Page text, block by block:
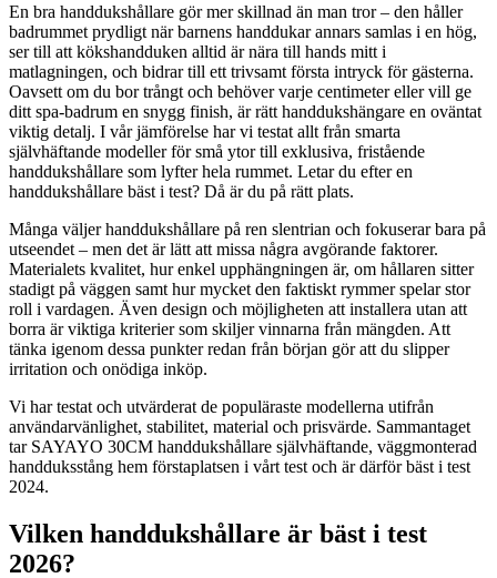
En bra handdukshållare gör mer skillnad än man tror – den håller
badrummet prydligt när barnens handdukar annars samlas i en hög,
ser till att kökshandduken alltid är nära till hands mitt i
matlagningen, och bidrar till ett trivsamt första intryck för gästerna.
Oavsett om du bor trångt och behöver varje centimeter eller vill ge
ditt spa-badrum en snygg finish, är rätt handdukshängare en oväntat
viktig detalj. I vår jämförelse har vi testat allt från smarta
självhäftande modeller för små ytor till exklusiva, fristående
handdukshållare som lyfter hela rummet. Letar du efter en
handdukshållare bäst i test? Då är du på rätt plats.
Många väljer handdukshållare på ren slentrian och fokuserar bara på
utseendet – men det är lätt att missa några avgörande faktorer.
Materialets kvalitet, hur enkel upphängningen är, om hållaren sitter
stadigt på väggen samt hur mycket den faktiskt rymmer spelar stor
roll i vardagen. Även design och möjligheten att installera utan att
borra är viktiga kriterier som skiljer vinnarna från mängden. Att
tänka igenom dessa punkter redan från början gör att du slipper
irritation och onödiga inköp.
Vi har testat och utvärderat de populäraste modellerna utifrån
användarvänlighet, stabilitet, material och prisvärde. Sammantaget
tar SAYAYO 30CM handdukshållare självhäftande, väggmonterad
handduksstång hem förstaplatsen i vårt test och är därför bäst i test
2024.
Vilken handdukshållare är bäst i test
2026?